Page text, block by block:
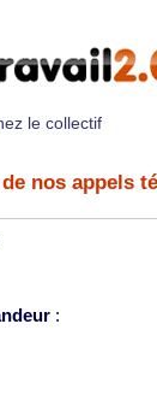
le collectif
nos appels
: